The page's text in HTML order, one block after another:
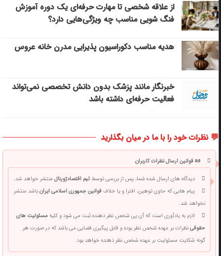
از علاقه شخصی تا مهارت حرفه‌ای یک دوره آموزش
فنگ شویی مناسب چه ویژگی‌هایی دارد؟
هدیه مناسب دکوراسیون پذیرایی مدرن خانه عروس
خبرنگار مانند پزشک بدون دانش تخصصی نمی‌تواند
فعالیت حرفه‌ای داشته باشد
💬 نظرات خود را با ما در میان بگذارید
📜 قوانین ارسال نظرات کاربران
دیدگاه های ارسال شده شما، پس از بررسی توسطتیم اقتصادژورنالمنتشر خواهد شد.
پیام هایی که حاوی توهین، افترا و یا خلافقوانین جمهوری اسلامی ایرانباشد منتشر
نخواهد شد.
لازم به یادآوری است که آی پی شخص نظر دهنده ثبت می شود و کلیهمسئولیت های
حقوقینظرات بر عهده شخص نظر بوده و قابل پیگیری قضایی می باشد که در صورت هر
گونه شکایت مسئولیت بر عهده شخص نظر دهنده خواهد بود.